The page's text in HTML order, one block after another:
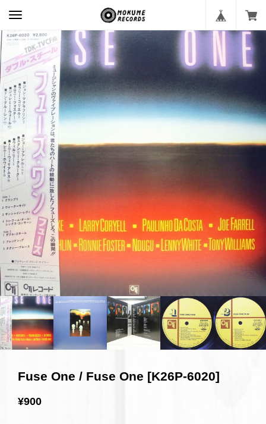
Fuse One / Fuse One [K26P-6020]
¥900